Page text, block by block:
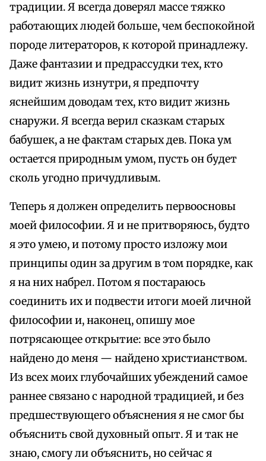
традиции. Я всегда доверял массе тяжко
работающих людей больше, чем беспокойной
породе литераторов, к которой принадлежу.
Даже фантазии и предрассудки тех, кто
видит жизнь изнутри, я предпочту
яснейшим доводам тех, кто видит жизнь
снаружи. Я всегда верил сказкам старых
бабушек, а не фактам старых дев. Пока ум
остается природным умом, пусть он будет
сколь угодно причудливым.
Теперь я должен определить первоосновы
моей философии. Я и не притворяюсь, будто
я это умею, и потому просто изложу мои
принципы один за другим в том порядке, как
я на них набрел. Потом я постараюсь
соединить их и подвести итоги моей личной
философии и, наконец, опишу мое
потрясающее открытие: все это было
найдено до меня — найдено христианством.
Из всех моих глубочайших убеждений самое
раннее связано с народной традицией, и без
предшествующего объяснения я не смог бы
объяснить свой духовный опыт. Я и так не
знаю, смогу ли объяснить, но сейчас я